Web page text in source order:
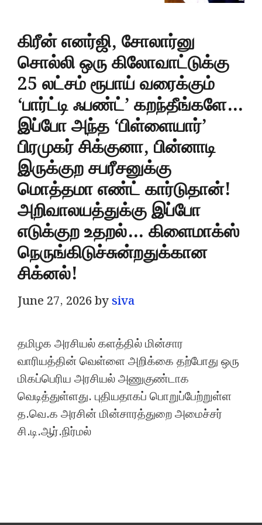
கிரீன் எனர்ஜி, சோலார்னு
சொல்லி ஒரு கிலோவாட்டுக்கு
25 லட்சம் ரூபாய் வரைக்கும்
‘பார்ட்டி ஃபண்ட்’ கறந்தீங்களே…
இப்போ அந்த ‘பிள்ளையார்’
பிரமுகர் சிக்குனா, பின்னாடி
இருக்குற சபரீசனுக்கு
மொத்தமா எண்ட் கார்டுதான்!
அறிவாலயத்துக்கு இப்போ
எடுக்குற உதறல்… கிளைமாக்ஸ்
நெருங்கிடுச்சுன்றதுக்கான
சிக்னல்!
June 27, 2026bysiva
தமிழக அரசியல் களத்தில் மின்சார
வாரியத்தின் வெள்ளை அறிக்கை தற்போது ஒரு
மிகப்பெரிய அரசியல் அணுகுண்டாக
வெடித்துள்ளது. புதியதாகப் பொறுப்பேற்றுள்ள
த.வெ.க அரசின் மின்சாரத்துறை அமைச்சர்
சி.டி.ஆர்.நிர்மல்